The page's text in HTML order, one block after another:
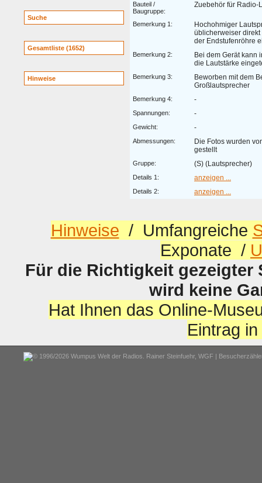
Suche
Gesamtliste (1652)
Hinweise
Bauteil /
Baugruppe:
Zuebehör für Radio-
Bemerkung 1:
Hochohmiger
üblicherweiser
der Endstufenröhre
Bemerkung 2:
Bei dem Gerät kann
die Lautstärke
Bemerkung 3:
Beworben mit dem
Großlautsprecher
Bemerkung 4: -
Spannungen: -
Gewicht: -
Abmessungen:
Die Fotos wurden
gestellt
Gruppe: (S) (Lautsprecher)
Details 1: anzeigen ...
Details 2: anzeigen ...
Hinweise / Umfangreiche
Exponate /
Für die Richtigkeit
wird keine
Hat Ihnen das Online-
Eintrag
© 1996/2026 Wumpus Welt der Radios. Rainer Steinfuehr, WGF |